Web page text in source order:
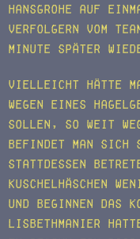
Hansgrohe auf
Verfolgern vom
Minute später
Vielleicht hätte
wegen eines
sollen, so weit weg
befindet man
Stattdessen
Kuschelhäschen
und beginnen das
Lisbethmanier